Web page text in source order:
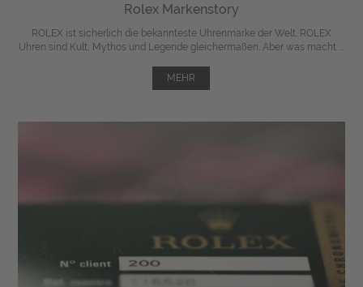
Rolex Markenstory
ROLEX ist sicherlich die bekannteste Uhrenmarke der Welt. ROLEX
Uhren sind Kult, Mythos und Legende gleichermaßen. Aber was macht ...
MEHR